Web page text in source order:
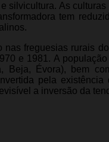
silvicultura. As culturas
tem
freguesias rurais
e 1981. A
Beja, Évora), bem
pela existência
a inversão da